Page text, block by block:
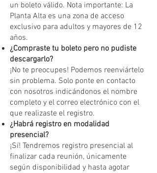
un boleto válido. Nota importante: La
Planta Alta es una zona de acceso
exclusivo para adultos y mayores de 12
años.
¿Compraste tu boleto pero no pudiste
descargarlo?
¡No te preocupes! Podemos reenviártelo
sin problema. Solo ponte en contacto
con nosotros indicándonos el nombre
completo y el correo electrónico con el
que realizaste el registro.
¿Habrá registro en modalidad
presencial?
¡Sí! Tendremos registro presencial al
finalizar cada reunión, únicamente
según disponibilidad y hasta agotar